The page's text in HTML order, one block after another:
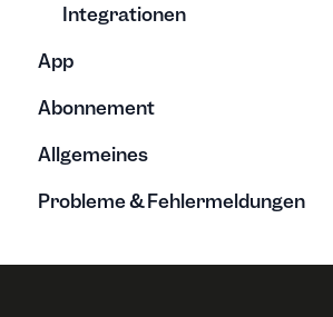
Integrationen
App
Abonnement
Tarife & Lizenzen
Anschrift
Allgemeines
Grundwissen zur Zeiterfassung
Probleme & Fehlermeldungen